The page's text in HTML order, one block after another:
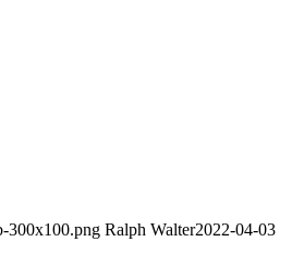
300x100.png Ralph Walter2022-04-03